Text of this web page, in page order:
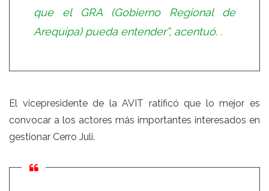
que el GRA (Gobierno Regional de
Arequipa) pueda entender”, acentuó. .
El vicepresidente de la AVIT ratificó que lo mejor es
convocar a los actores más importantes interesados en
gestionar Cerro Juli.